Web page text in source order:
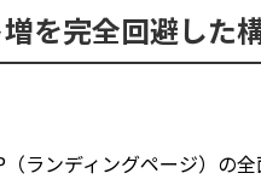
を完全回避した
ランディングページ）の